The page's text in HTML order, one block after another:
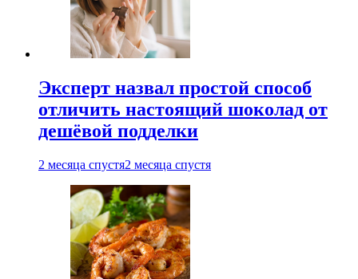
Эксперт назвал простой способ
отличить настоящий шоколад от
дешёвой подделки
2 месяца спустя2 месяца спустя